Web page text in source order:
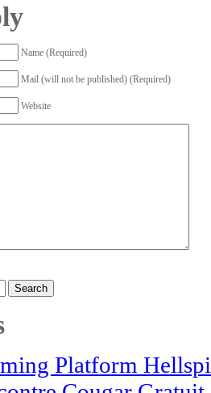
Name (Required)
Mail (will not be published) (Required)
Website
Platform